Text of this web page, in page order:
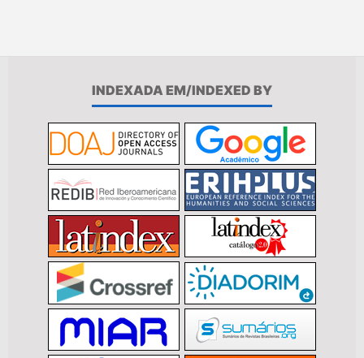
INDEXADA EM/INDEXED BY